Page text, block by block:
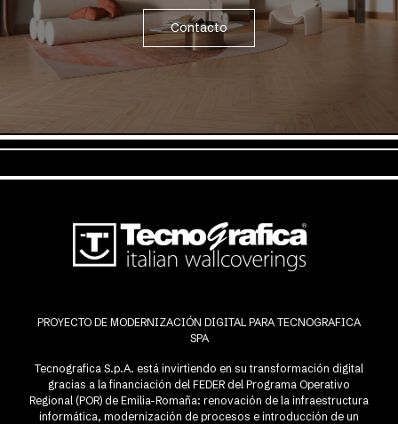
Contacto
PROYECTO DE MODERNIZACIÓN DIGITAL PARA TECNOGRAFICA
SPA
Tecnografica S.p.A. está invirtiendo en su transformación digital
gracias a la financiación del FEDER del Programa Operativo
Regional (POR) de Emilia-Romaña: renovación de la infraestructura
informática, modernización de procesos e introducción de un